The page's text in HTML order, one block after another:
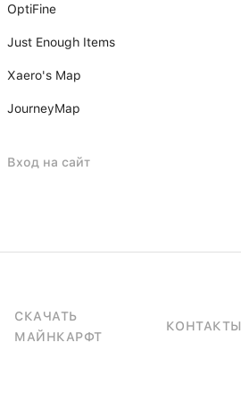
OptiFine
Just Enough Items
Xаero's Mаp
JourneyMap
Вход на сайт
СКАЧАТЬ
МАЙНКАРФТ
КОНТАКТЫ